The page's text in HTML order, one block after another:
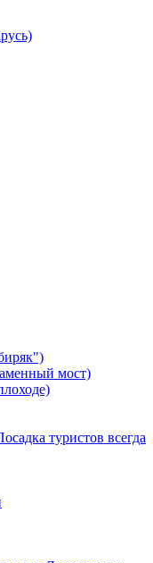
мост)
туристов всегда